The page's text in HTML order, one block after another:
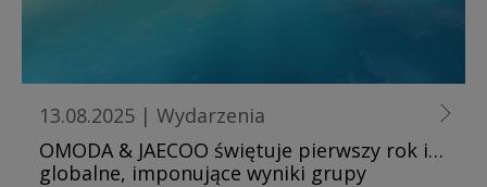
13.08.2025 | Wydarzenia
OMODA & JAECOO świętuje pierwszy rok i…
globalne, imponujące wyniki grupy